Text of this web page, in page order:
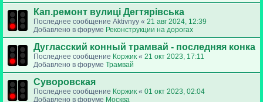
Кап.ремонт вулиці Дегтярівська
Последнее сообщение Aktivnyy « 21 авг 2024, 12:39
Добавлено в форуме Реконструкции на дорогах
Дугласский конный трамвай - последняя конка
Последнее сообщение Коржик « 21 окт 2023, 17:11
Добавлено в форуме Трамвай
Суворовская
Последнее сообщение Коржик « 01 окт 2023, 02:04
Добавлено в форуме Москва